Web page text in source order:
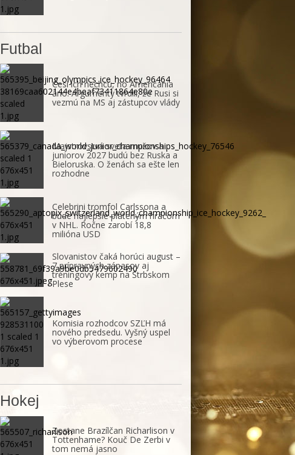
Futbal
Česi ich nechcú, no Američania
áno. Argumenty tvrdili, že Rusi si
vezmú na MS aj zástupcov vlády
Majstrovstvá sveta mužov a
juniorov 2027 budú bez Ruska a
Bieloruska. O ženách sa ešte len
rozhodne
Celebrini tromfol Carlssona a
bude najlepšie plateným hráčom
v NHL. Ročne zarobí 18,8
milióna USD
Slovanistov čaká horúci august –
7 prípravných zápasov aj
tréningový kemp na Štrbskom
Plese
Komisia rozhodcov SZĽH má
nového predsedu. Vyšný uspel
vo výberovom procese
Hokej
Zostane Brazílčan Richarlison v
Tottenhame? Kouč De Zerbi v
tom nemá jasno